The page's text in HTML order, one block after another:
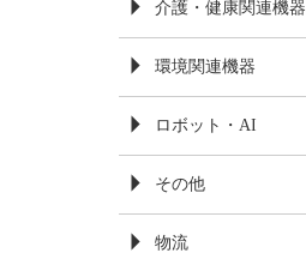
介護・健康関連機器
環境関連機器
ロボット・AI
その他
物流